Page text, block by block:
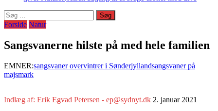
Søg
efter:
Forside Natur
Sangsvanerne hilste på med hele familien
EMNER:sangsvaner overvintrer i Sønderjyllandsangsvaner på
majsmark
Indlæg af: Erik Egvad Petersen - ep@sydnyt.dk 2. januar 2021